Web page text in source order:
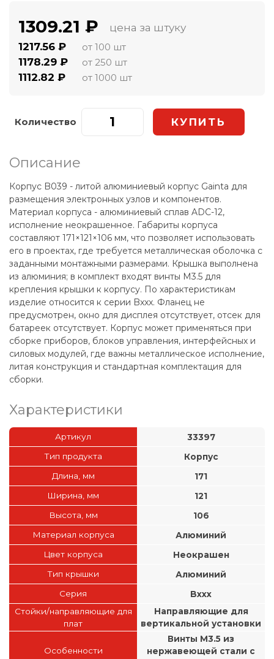
1309.21 ₽
цена за штуку
1217.56 ₽
от 100 шт
1178.29 ₽ от 250 шт
1112.82 ₽ от 1000 шт
Количество
Описание
Корпус B039 - литой алюминиевый корпус Gainta для
размещения электронных узлов и компонентов.
Материал корпуса - алюминиевый сплав ADC-12,
исполнение неокрашенное. Габариты корпуса
составляют 171×121×106 мм, что позволяет использовать
его в проектах, где требуется металлическая оболочка с
заданными монтажными размерами. Крышка выполнена
из алюминия; в комплект входят винты М3.5 для
крепления крышки к корпусу. По характеристикам
изделие относится к серии Bxxx. Фланец не
предусмотрен, окно для дисплея отсутствует, отсек для
батареек отсутствует. Корпус может применяться при
сборке приборов, блоков управления, интерфейсных и
силовых модулей, где важны металлическое исполнение,
литая конструкция и стандартная комплектация для
сборки.
Характеристики
Артикул
33397
Тип продукта
Корпус
Длина, мм
171
Ширина, мм
121
Высота, мм
106
Материал корпуса
Алюминий
Цвет корпуса
Неокрашен
Тип крышки
Алюминий
Серия
Bxxx
Стойки/направляющие для
плат
Направляющие для
вертикальной установки
Особенности
Винты М3.5 из
нержавеющей стали с